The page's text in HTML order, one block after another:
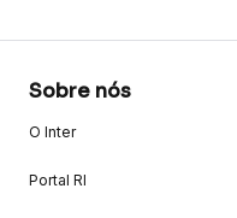
Sobre nós
O Inter
Portal RI